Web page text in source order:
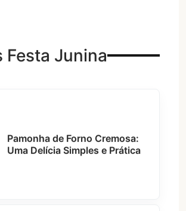
Festa Junina
Pamonha de Forno Cremosa:
Uma Delícia Simples e Prática